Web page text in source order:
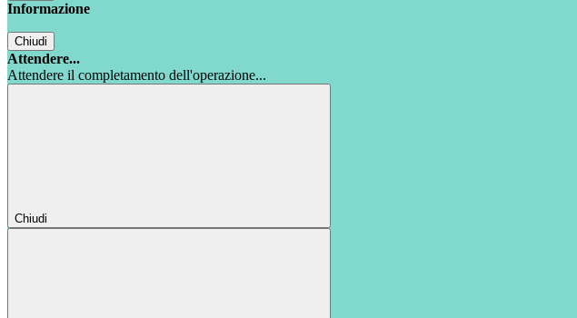
Informazione
Chiudi
Attendere...
Attendere il completamento dell'operazione...
Chiudi